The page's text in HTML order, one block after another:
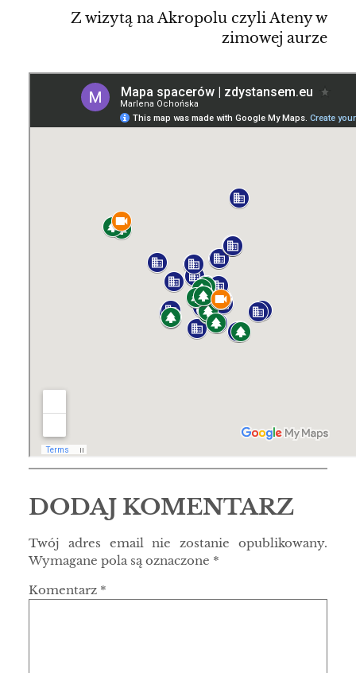
Z wizytą na Akropolu czyli Ateny w
zimowej aurze
DODAJ KOMENTARZ
Twój adres email nie zostanie opublikowany.
Wymagane pola są oznaczone *
Komentarz *